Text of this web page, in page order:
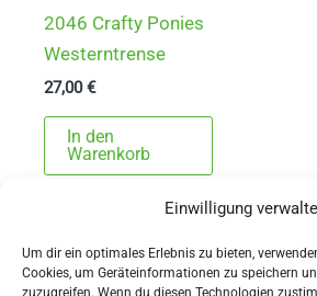
Einwilligung
Um dir ein optimales Erlebnis zu bieten,
Cookies, um Geräteinformationen zu speichern
zuzugreifen. Wenn du diesen Technologien
2046 Crafty Ponies
Westerntrense
27,00€
In den
Warenkorb